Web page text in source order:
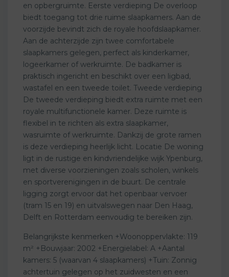
en opbergruimte. Eerste verdieping De overloop
biedt toegang tot drie ruime slaapkamers. Aan de
voorzijde bevindt zich de royale hoofdslaapkamer.
Aan de achterzijde zijn twee comfortabele
slaapkamers gelegen, perfect als kinderkamer,
logeerkamer of werkruimte. De badkamer is
praktisch ingericht en beschikt over een ligbad,
wastafel en een tweede toilet. Tweede verdieping
De tweede verdieping biedt extra ruimte met een
royale multifunctionele kamer. Deze ruimte is
flexibel in te richten als extra slaapkamer,
wasruimte of werkruimte. Dankzij de grote ramen
is deze verdieping heerlijk licht. Locatie De woning
ligt in de rustige en kindvriendelijke wijk Ypenburg,
met diverse voorzieningen zoals scholen, winkels
en sportverenigingen in de buurt. De centrale
ligging zorgt ervoor dat het openbaar vervoer
(tram 15 en 19) en uitvalswegen naar Den Haag,
Delft en Rotterdam eenvoudig te bereiken zijn.
Belangrijkste kenmerken +Woonoppervlakte: 119
m² +Bouwjaar: 2002 +Energielabel: A +Aantal
kamers: 5 (waarvan 4 slaapkamers) +Tuin: Zonnig
achtertuin gelegen op het zuidwesten en een